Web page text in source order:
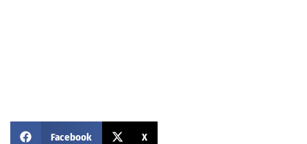
Facebook X